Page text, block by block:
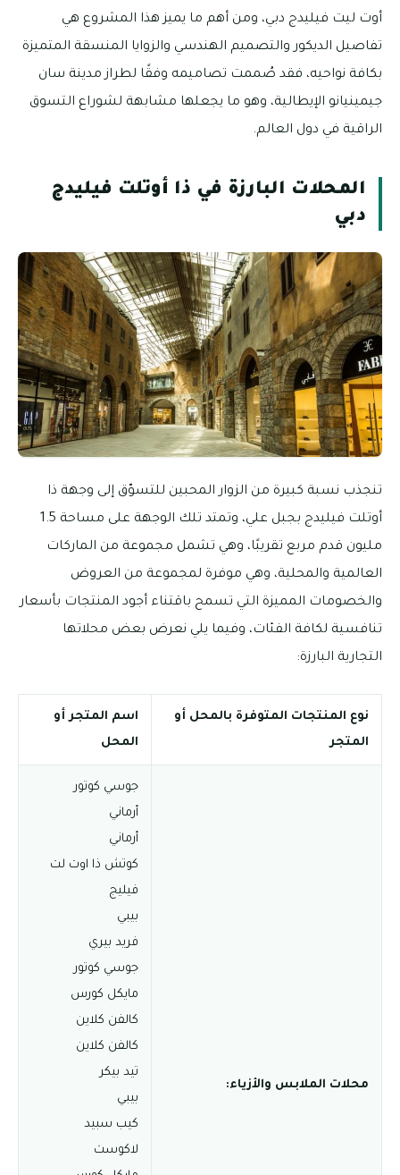
أوت ليت فيليدج دبي، ومن أهم ما يميز هذا المشروع هي
تفاصيل الديكور والتصميم الهندسي والزوايا المنسقة المتميزة
بكافة نواحيه، فقد صُممت تصاميمه وفقًا لطراز مدينة سان
جيمينيانو الإيطالية، وهو ما يجعلها مشابهة لشوراع التسوق
الراقية في دول العالم.
المحلات البارزة في ذا أوتلت فيليدج
دبي
تنجذب نسبة كبيرة من الزوار المحبين للتسوّق إلى وجهة ذا
أوتلت فيليدج بجبل علي، وتمتد تلك الوجهة على مساحة 1.5
مليون قدم مربع تقريبًا، وهي تشمل مجموعة من الماركات
العالمية والمحلية، وهي موفرة لمجموعة من العروض
والخصومات المميزة التي تسمح باقتناء أجود المنتجات بأسعار
تنافسية لكافة الفئات، وفيما يلي نعرض بعض محلاتها
التجارية البارزة:
نوع المنتجات المتوفرة بالمحل أو
المتجر
اسم المتجر أو
المحل
محلات الملابس والأزياء:
جوسي كوتور
أرماني
أرماني
كوتش ذا اوت لت
فيليج
بيبي
فريد بيري
جوسي كوتور
مايكل كورس
كالفن كلاين
كالفن كلاين
تيد بيكر
بيبي
كيب سبيد
لاكوست